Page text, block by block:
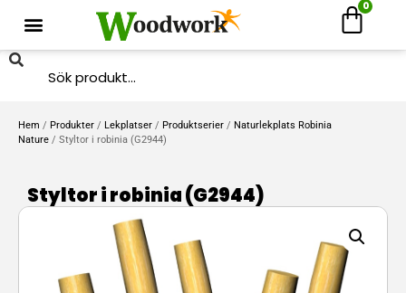
0
Hem / Produkter / Lekplatser / Produktserier / Naturlekplats Robinia
Nature / Styltor i robinia (G2944)
Styltor i robinia (G2944)